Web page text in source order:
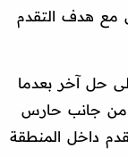
مع هدف التقدم
حل آخر بعدما
من جانب حارس
داخل المنطقة